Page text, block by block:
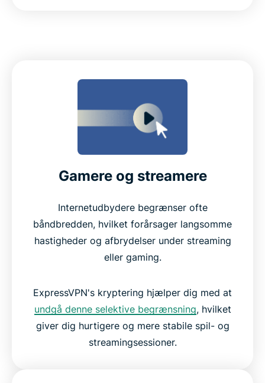
Gamere og streamere
Internetudbydere begrænser ofte
båndbredden, hvilket forårsager langsomme
hastigheder og afbrydelser under streaming
eller gaming.
ExpressVPN's kryptering hjælper dig med at
undgå denne selektive begrænsning, hvilket
giver dig hurtigere og mere stabile spil- og
streamingsessioner.